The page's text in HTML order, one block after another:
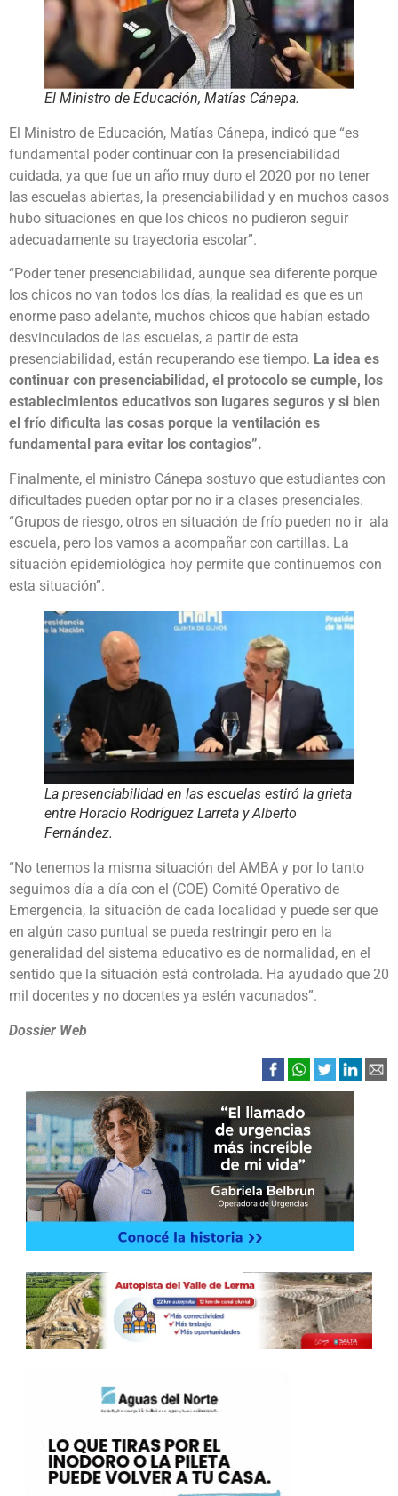
El Ministro de Educación, Matías Cánepa.
El Ministro de Educación, Matías Cánepa, indicó que “es
fundamental poder continuar con la presenciabilidad
cuidada, ya que fue un año muy duro el 2020 por no tener
las escuelas abiertas, la presenciabilidad y en muchos casos
hubo situaciones en que los chicos no pudieron seguir
adecuadamente su trayectoria escolar”.
“Poder tener presenciabilidad, aunque sea diferente porque
los chicos no van todos los días, la realidad es que es un
enorme paso adelante, muchos chicos que habían estado
desvinculados de las escuelas, a partir de esta
presenciabilidad, están recuperando ese tiempo. La idea es
continuar con presenciabilidad, el protocolo se cumple, los
establecimientos educativos son lugares seguros y si bien
el frío dificulta las cosas porque la ventilación es
fundamental para evitar los contagios”.
Finalmente, el ministro Cánepa sostuvo que estudiantes con
dificultades pueden optar por no ir a clases presenciales.
“Grupos de riesgo, otros en situación de frío pueden no ir ala
escuela, pero los vamos a acompañar con cartillas. La
situación epidemiológica hoy permite que continuemos con
esta situación”.
La presenciabilidad en las escuelas estiró la grieta
entre Horacio Rodríguez Larreta y Alberto
Fernández.
“No tenemos la misma situación del AMBA y por lo tanto
seguimos día a día con el (COE) Comité Operativo de
Emergencia, la situación de cada localidad y puede ser que
en algún caso puntual se pueda restringir pero en la
generalidad del sistema educativo es de normalidad, en el
sentido que la situación está controlada. Ha ayudado que 20
mil docentes y no docentes ya estén vacunados”.
Dossier Web